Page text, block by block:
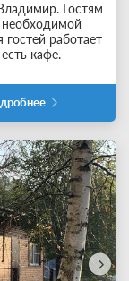
Гостям
работает
кафе.